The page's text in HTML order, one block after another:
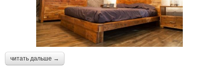
читать дальше →